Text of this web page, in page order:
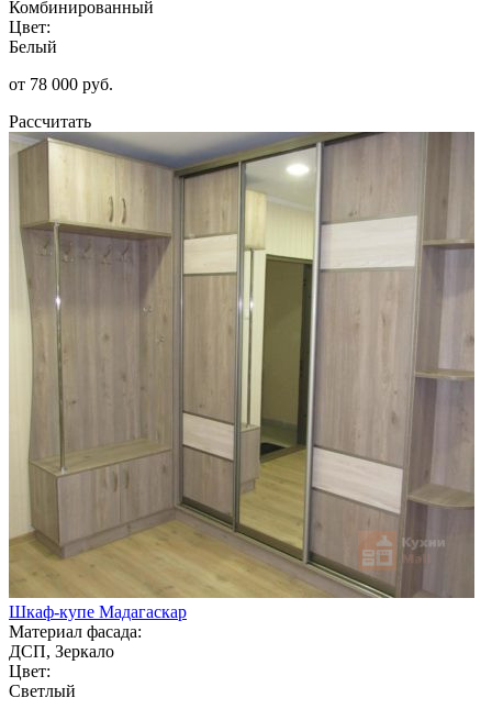
Комбинированный
Цвет:
Белый
от 78 000 руб.
Рассчитать
Шкаф-купе Мадагаскар
Материал фасада:
ДСП, Зеркало
Цвет:
Светлый